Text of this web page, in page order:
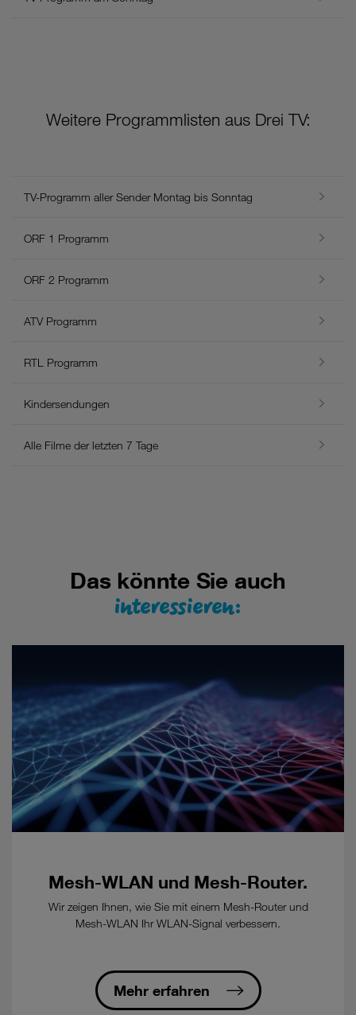
Weitere Programmlisten aus Drei TV:
TV-Programm aller Sender Montag bis Sonntag
ORF 1 Programm
ORF 2 Programm
ATV Programm
RTL Programm
Kindersendungen
Alle Filme der letzten 7 Tage
Das könnte Sie auch
interessieren:
Mesh-WLAN und Mesh-Router.
Wir zeigen Ihnen, wie Sie mit einem Mesh-Router und
Mesh-WLAN Ihr WLAN-Signal verbessern.
Mehr erfahren